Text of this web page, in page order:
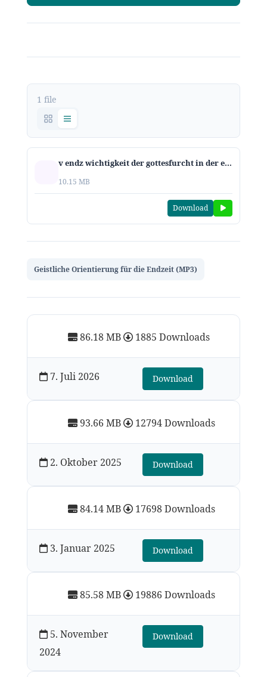
1 file
v endz wichtigkeit der gottesfurcht in der endzeit
10.15 MB
Download
Geistliche Orientierung für die Endzeit (MP3)
86.18 MB 1885 Downloads
7. Juli 2026 Download
93.66 MB 12794 Downloads
2. Oktober 2025 Download
84.14 MB 17698 Downloads
3. Januar 2025 Download
85.58 MB 19886 Downloads
5. November
2024
Download